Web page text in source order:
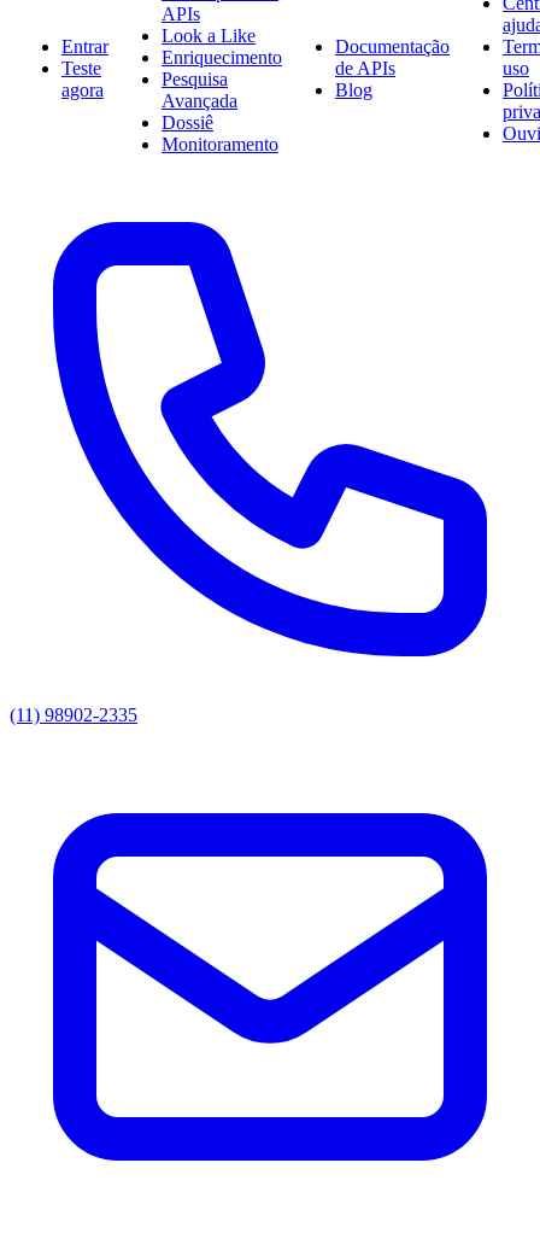
Entrar
Teste
agora
APIs
Look a Like
Enriquecimento
Pesquisa
Avançada
Dossiê
Monitoramento
Documentação
de APIs
Blog
uso
(11) 98902-2335